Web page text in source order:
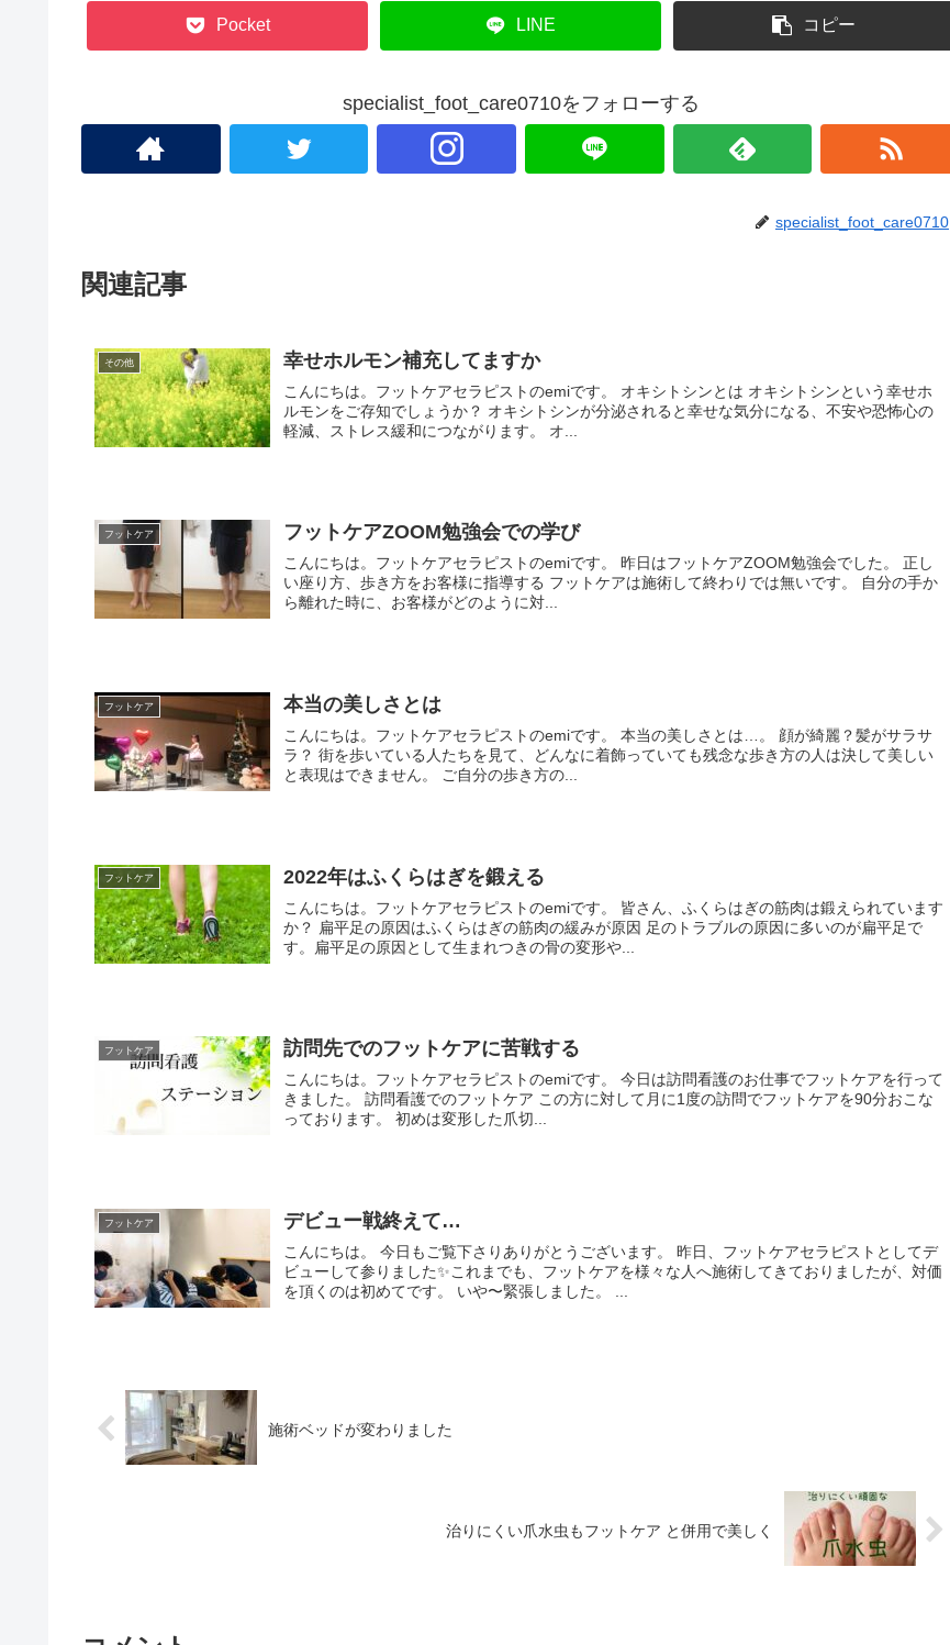
Pocket LINE コピー
specialist_foot_care0710をフォローする
specialist_foot_care0710
関連記事
その他 幸せホルモン補充してますか
こんにちは。フットケアセラピストのemiです。 オキシトシンとは オキシトシンという幸せホ
ルモンをご存知でしょうか？ オキシトシンが分泌されると幸せな気分になる、不安や恐怖心の
軽減、ストレス緩和につながります。 オ...
フットケア フットケアZOOM勉強会での学び
こんにちは。フットケアセラピストのemiです。 昨日はフットケアZOOM勉強会でした。 正し
い座り方、歩き方をお客様に指導する フットケアは施術して終わりでは無いです。 自分の手か
ら離れた時に、お客様がどのように対...
フットケア 本当の美しさとは
こんにちは。フットケアセラピストのemiです。 本当の美しさとは…。 顔が綺麗？髪がサラサ
ラ？ 街を歩いている人たちを見て、どんなに着飾っていても残念な歩き方の人は決して美しい
と表現はできません。 ご自分の歩き方の...
フットケア 2022年はふくらはぎを鍛える
こんにちは。フットケアセラピストのemiです。 皆さん、ふくらはぎの筋肉は鍛えられています
か？ 扁平足の原因はふくらはぎの筋肉の緩みが原因 足のトラブルの原因に多いのが扁平足で
す。扁平足の原因として生まれつきの骨の変形や...
フットケア 訪問先でのフットケアに苦戦する
こんにちは。フットケアセラピストのemiです。 今日は訪問看護のお仕事でフットケアを行って
きました。 訪問看護でのフットケア この方に対して月に1度の訪問でフットケアを90分おこな
っております。 初めは変形した爪切...
フットケア デビュー戦終えて…
こんにちは。 今日もご覧下さりありがとうございます。 昨日、フットケアセラピストとしてデ
ビューして参りました✨これまでも、フットケアを様々な人へ施術してきておりましたが、対価
を頂くのは初めてです。 いや〜緊張しました。 ...
施術ベッドが変わりました
治りにくい爪水虫もフットケア と併用で美しく